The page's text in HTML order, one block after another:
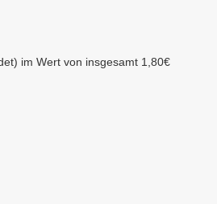
im Wert von insgesamt 1,80€